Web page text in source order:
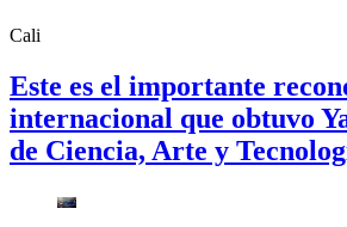
Cali
Este es el importante
internacional que obtuvo
de Ciencia, Arte y